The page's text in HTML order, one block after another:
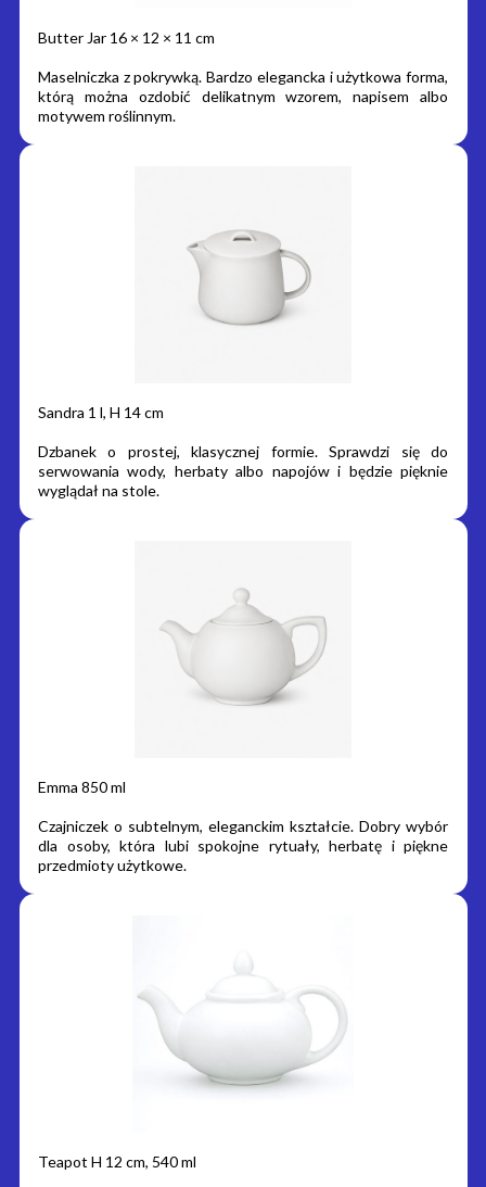
Butter Jar 16 × 12 × 11 cm
Maselniczka z pokrywką. Bardzo elegancka i użytkowa forma,
którą można ozdobić delikatnym wzorem, napisem albo
motywem roślinnym.
Sandra 1 l, H 14 cm
Dzbanek o prostej, klasycznej formie. Sprawdzi się do
serwowania wody, herbaty albo napojów i będzie pięknie
wyglądał na stole.
Emma 850 ml
Czajniczek o subtelnym, eleganckim kształcie. Dobry wybór
dla osoby, która lubi spokojne rytuały, herbatę i piękne
przedmioty użytkowe.
Teapot H 12 cm, 540 ml